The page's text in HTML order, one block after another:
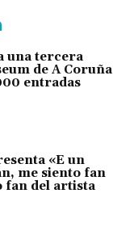
una tercera
de A Coruña
entradas
«E un
me siento fan
fan del artista